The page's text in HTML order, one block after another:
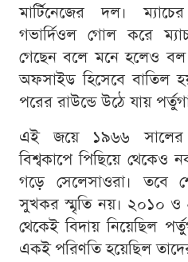
মার্টিনেজের দল।
গভার্দিওল গোল করে
গেছেন বলে মনে হলেও বল
অফসাইড হিসেবে বাতিল
পরের রাউন্ডে উঠে যায়
এই জয়ে ১৯৬৬ সালের
বিশ্বকাপে পিছিয়ে থেকেও
গড়ে সেলেসাওরা। তবে
সুখকর স্মৃতি নয়। ২০১০ ও
থেকেই বিদায় নিয়েছিল
একই পরিণতি হয়েছিল